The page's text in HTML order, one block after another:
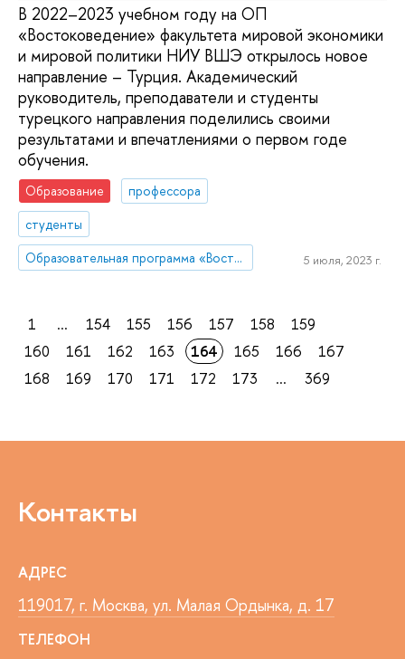
В 2022–2023 учебном году на ОП
«Востоковедение» факультета мировой экономики
и мировой политики НИУ ВШЭ открылось новое
направление – Турция. Академический
руководитель, преподаватели и студенты
турецкого направления поделились своими
результатами и впечатлениями о первом годе
обучения.
Образование
профессора
студенты
Образовательная программа «Востоковедение»
5 июля, 2023 г.
1 ... 154 155 156 157 158
159
160
161 162 163 164 165 166
167
168
169 170 171 172 173 ... 369
Контакты
АДРЕС
119017, г. Москва, ул. Малая Ордынка, д. 17
ТЕЛЕФОН